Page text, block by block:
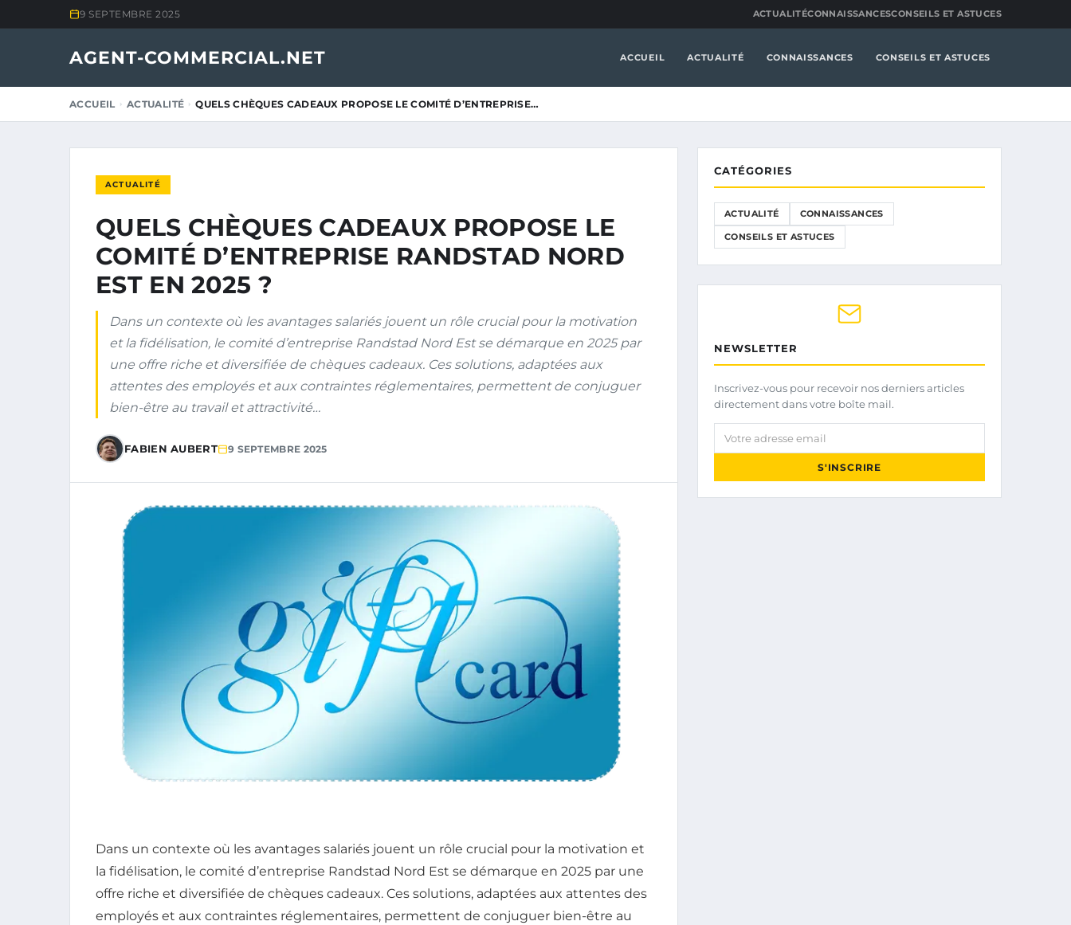
9 SEPTEMBRE 2025 ACTUALITÉCONNAISSANCESCONSEILS ET ASTUCES
AGENT-COMMERCIAL.NET ACCUEIL ACTUALITÉ CONNAISSANCES CONSEILS ET ASTUCES
ACCUEIL ACTUALITÉ QUELS CHÈQUES CADEAUX PROPOSE LE COMITÉ D’ENTREPRISE…
ACTUALITÉ
QUELS CHÈQUES CADEAUX PROPOSE LE
COMITÉ D’ENTREPRISE RANDSTAD NORD
EST EN 2025 ?
Dans un contexte où les avantages salariés jouent un rôle crucial pour la motivation
et la fidélisation, le comité d’entreprise Randstad Nord Est se démarque en 2025 par
une offre riche et diversifiée de chèques cadeaux. Ces solutions, adaptées aux
attentes des employés et aux contraintes réglementaires, permettent de conjuguer
bien-être au travail et attractivité…
FABIEN AUBERT 9 SEPTEMBRE 2025
Dans un contexte où les avantages salariés jouent un rôle crucial pour la motivation et
la fidélisation, le comité d’entreprise Randstad Nord Est se démarque en 2025 par une
offre riche et diversifiée de chèques cadeaux. Ces solutions, adaptées aux attentes des
employés et aux contraintes réglementaires, permettent de conjuguer bien-être au
CATÉGORIES
ACTUALITÉ CONNAISSANCES
CONSEILS ET ASTUCES
NEWSLETTER
Inscrivez-vous pour recevoir nos derniers articles
directement dans votre boîte mail.
Votre adresse email
S'INSCRIRE